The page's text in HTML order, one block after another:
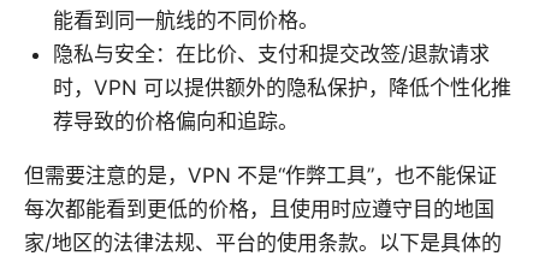
能看到同一航线的不同价格。
隐私与安全：在比价、支付和提交改签/退款请求
时，VPN 可以提供额外的隐私保护，降低个性化推
荐导致的价格偏向和追踪。
但需要注意的是，VPN 不是“作弊工具”，也不能保证
每次都能看到更低的价格，且使用时应遵守目的地国
家/地区的法律法规、平台的使用条款。以下是具体的